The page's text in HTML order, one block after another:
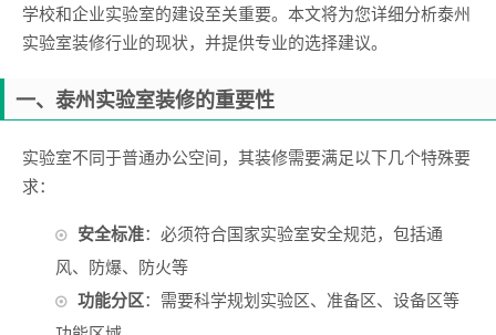
学校和企业实验室的建设至关重要。本文将为您详细分析泰州
实验室装修行业的现状，并提供专业的选择建议。
一、泰州实验室装修的重要性
实验室不同于普通办公空间，其装修需要满足以下几个特殊要
求：
安全标准：必须符合国家实验室安全规范，包括通
风、防爆、防火等
功能分区：需要科学规划实验区、准备区、设备区等